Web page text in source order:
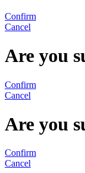
Confirm
Cancel
Are you
Confirm
Cancel
Are you
Confirm
Cancel